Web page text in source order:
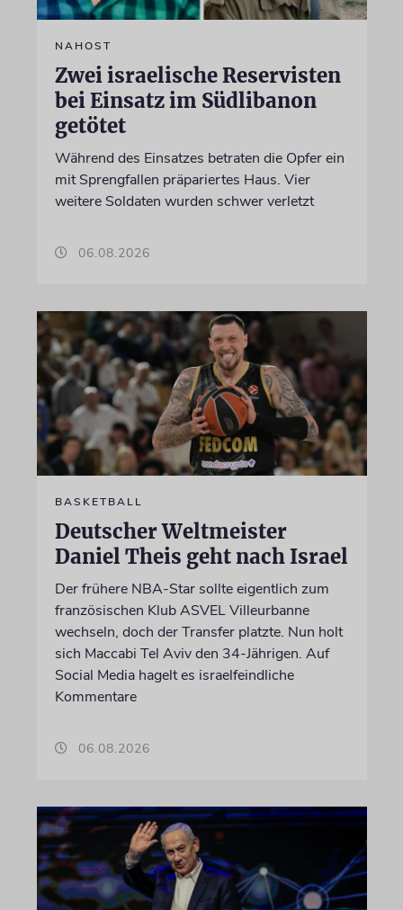
NAHOST
Zwei israelische Reservisten
bei Einsatz im Südlibanon
getötet
Während des Einsatzes betraten die Opfer ein
mit Sprengfallen präpariertes Haus. Vier
weitere Soldaten wurden schwer verletzt
06.08.2026
BASKETBALL
Deutscher Weltmeister
Daniel Theis geht nach Israel
Der frühere NBA-Star sollte eigentlich zum
französischen Klub ASVEL Villeurbanne
wechseln, doch der Transfer platzte. Nun holt
sich Maccabi Tel Aviv den 34-Jährigen. Auf
Social Media hagelt es israelfeindliche
Kommentare
06.08.2026